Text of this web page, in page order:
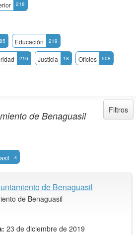
218
Educación 219
216 Justicia 18 Oficios 508
de Benaguasil Filtros
x
de Benaguasil
de Benaguasil
23 de diciembre de 2019